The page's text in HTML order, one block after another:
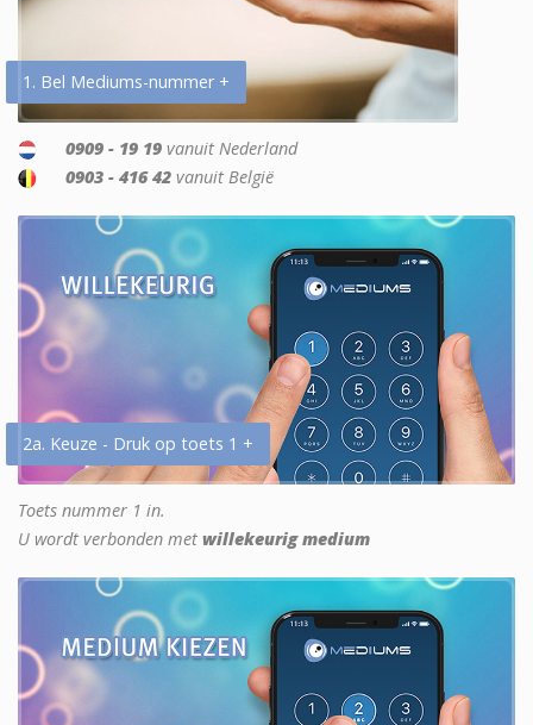
1. Bel Mediums-nummer +
0909 - 19 19 vanuit Nederland
0903 - 416 42 vanuit België
2a. Keuze - Druk op toets 1 +
Toets nummer 1 in.
U wordt verbonden met willekeurig medium